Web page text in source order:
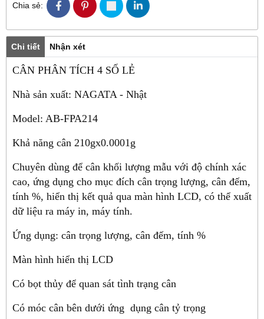
Chia sẻ:
Chi tiết Nhận xét
CÂN PHÂN TÍCH 4 SỐ LẺ
Nhà sản xuất: NAGATA - Nhật
Model: AB-FPA214
Khả năng cân 210gx0.0001g
Chuyên dùng để cân khối lượng mẫu với độ chính xác
cao, ứng dụng cho mục đích cân trọng lượng, cân đếm,
tính %, hiển thị kết quả qua màn hình LCD, có thể xuất
dữ liệu ra máy in, máy tính.
Ứng dụng: cân trọng lượng, cân đếm, tính %
Màn hình hiển thị LCD
Có bọt thủy để quan sát tình trạng cân
Có móc cân bên dưới ứng dụng cân tỷ trọng